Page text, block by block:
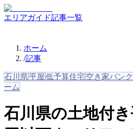
エリアガイド記事一覧
ホーム
/記事
石川県平屋低予算住宅 空き家バンク
ーム
石川県の土地付